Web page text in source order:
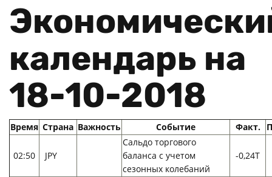
календарь на
18-10-2018
Время Страна Важность Событие Факт.
02:50 JPY
Сальдо торгового
баланса с учетом
сезонных колебаний
-0,24T